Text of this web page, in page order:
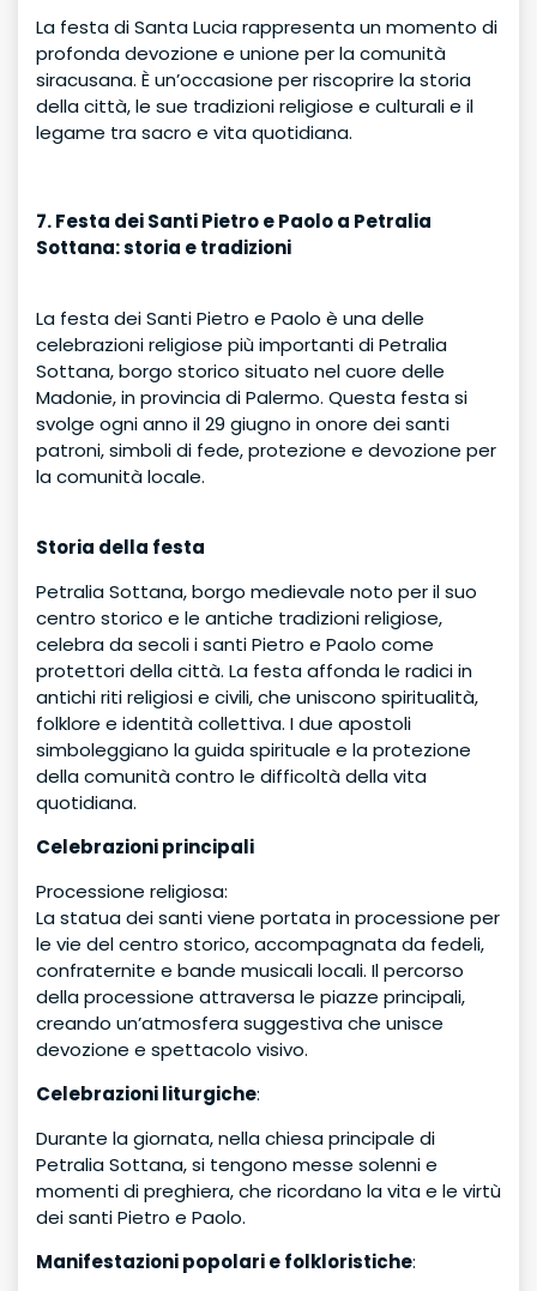
La festa di Santa Lucia rappresenta un momento di
profonda devozione e unione per la comunità
siracusana. È un’occasione per riscoprire la storia
della città, le sue tradizioni religiose e culturali e il
legame tra sacro e vita quotidiana.
7. Festa dei Santi Pietro e Paolo a Petralia
Sottana: storia e tradizioni
La festa dei Santi Pietro e Paolo è una delle
celebrazioni religiose più importanti di Petralia
Sottana, borgo storico situato nel cuore delle
Madonie, in provincia di Palermo. Questa festa si
svolge ogni anno il 29 giugno in onore dei santi
patroni, simboli di fede, protezione e devozione per
la comunità locale.
Storia della festa
Petralia Sottana, borgo medievale noto per il suo
centro storico e le antiche tradizioni religiose,
celebra da secoli i santi Pietro e Paolo come
protettori della città. La festa affonda le radici in
antichi riti religiosi e civili, che uniscono spiritualità,
folklore e identità collettiva. I due apostoli
simboleggiano la guida spirituale e la protezione
della comunità contro le difficoltà della vita
quotidiana.
Celebrazioni principali
Processione religiosa:
La statua dei santi viene portata in processione per
le vie del centro storico, accompagnata da fedeli,
confraternite e bande musicali locali. Il percorso
della processione attraversa le piazze principali,
creando un’atmosfera suggestiva che unisce
devozione e spettacolo visivo.
Celebrazioni liturgiche:
Durante la giornata, nella chiesa principale di
Petralia Sottana, si tengono messe solenni e
momenti di preghiera, che ricordano la vita e le virtù
dei santi Pietro e Paolo.
Manifestazioni popolari e folkloristiche: